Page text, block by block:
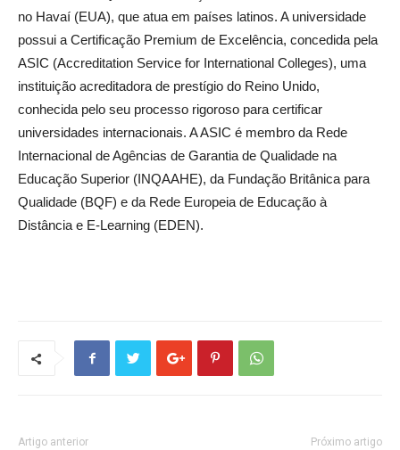
no Havaí (EUA), que atua em países latinos. A universidade
possui a Certificação Premium de Excelência, concedida pela
ASIC (Accreditation Service for International Colleges), uma
instituição acreditadora de prestígio do Reino Unido,
conhecida pelo seu processo rigoroso para certificar
universidades internacionais. A ASIC é membro da Rede
Internacional de Agências de Garantia de Qualidade na
Educação Superior (INQAAHE), da Fundação Britânica para
Qualidade (BQF) e da Rede Europeia de Educação à
Distância e E-Learning (EDEN).
Artigo anterior Próximo artigo